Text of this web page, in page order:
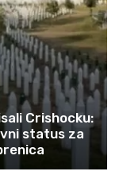
Crishocku:
status za